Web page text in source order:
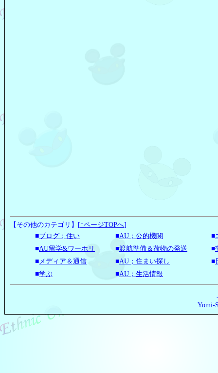
【その他のカテゴリ】 [ ↑ページTOPへ]
■ブログ；住い ■AU；公的機関 ■
■AU留学&ワーホリ ■渡航準備＆荷物の発送 ■
■メディア＆通信 ■AU；住まい探し ■
■学ぶ ■AU；生活情報
Yomi-